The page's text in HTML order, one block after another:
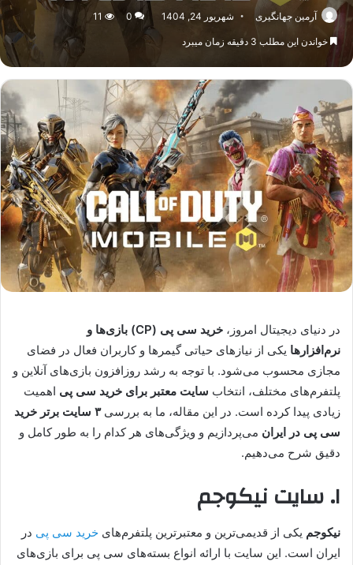
آرمین جهانگیری شهریور 24, 1404 0
11
خواندن این مطلب 3 دقیقه زمان میبرد
در دنیای دیجیتال امروز،
خرید سی پی (CP) بازی‌ها و
نرم‌افزارها یکی از نیازهای حیاتی گیمرها و کاربران فعال در فضای
مجازی محسوب می‌شود. با توجه به رشد روزافزون بازی‌های آنلاین و
پلتفرم‌های مختلف، انتخاب سایت معتبر برای خرید سی پی اهمیت
زیادی پیدا کرده است. در این مقاله، ما به بررسی
۳ سایت برتر خرید
سی پی در ایران می‌پردازیم و ویژگی‌های هر کدام را به طور کامل و
دقیق شرح می‌دهیم.
۱. سایت نیکوجم
نیکوجم یکی از قدیمی‌ترین و معتبرترین پلتفرم‌های خرید سی پی در
ایران است. این سایت با ارائه انواع بسته‌های سی پی برای بازی‌های